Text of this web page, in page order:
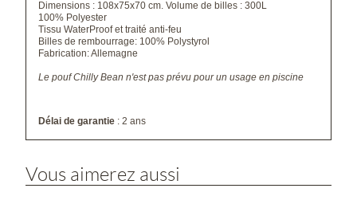
Dimensions : 108x75x70 cm. Volume de billes : 300L
100% Polyester
Tissu WaterProof et traité anti-feu
Billes de rembourrage: 100% Polystyrol
Fabrication: Allemagne
Le pouf Chilly Bean n'est pas prévu pour un usage en piscine
Délai de garantie : 2 ans
Vous aimerez aussi